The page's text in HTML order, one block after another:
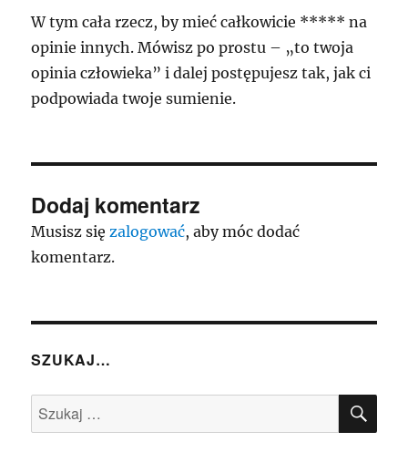
W tym cała rzecz, by mieć całkowicie ***** na
opinie innych. Mówisz po prostu – „to twoja
opinia człowieka” i dalej postępujesz tak, jak ci
podpowiada twoje sumienie.
Dodaj komentarz
Musisz sięzalogować, aby móc dodać
komentarz.
SZUKAJ…
Szukaj: